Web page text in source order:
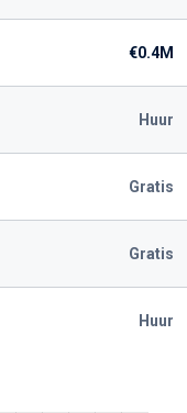
€0.4M
Huur
Gratis
Gratis
Huur